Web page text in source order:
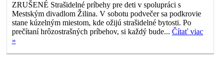
ZRUŠENÉ Strašidelné príbehy pre deti v spolupráci s
Mestským divadlom Žilina. V sobotu podvečer sa podkrovie
stane kúzelným miestom, kde ožijú strašidelné bytosti. Po
prečítaní hrôzostrašných príbehov, si každý bude... Čítať viac
»